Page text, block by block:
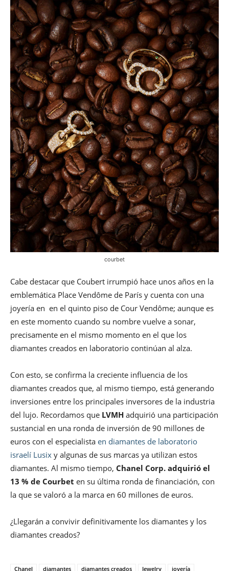
courbet
Cabe destacar que Coubert irrumpió hace unos años en la
emblemática Place Vendôme de París y cuenta con una
joyería en en el quinto piso de Cour Vendôme; aunque es
en este momento cuando su nombre vuelve a sonar,
precisamente en el mismo momento en el que los
diamantes creados en laboratorio continúan al alza.
Con esto, se confirma la creciente influencia de los
diamantes creados que, al mismo tiempo, está generando
inversiones entre los principales inversores de la industria
del lujo. Recordamos que LVMH adquirió una participación
sustancial en una ronda de inversión de 90 millones de
euros con el especialista en diamantes de laboratorio
israelí Lusix y algunas de sus marcas ya utilizan estos
diamantes. Al mismo tiempo, Chanel Corp. adquirió el
13 % de Courbet en su última ronda de financiación, con
la que se valoró a la marca en 60 millones de euros.
¿Llegarán a convivir definitivamente los diamantes y los
diamantes creados?
Chanel diamantes diamantes creados Jewelry joyería